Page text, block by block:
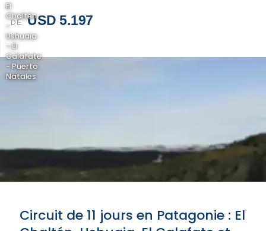
DE USD 5.197
El
Chaltén
-
Ushuaia
- El
Calafate
- Puerto
Natales
Circuit de 11 jours en Patagonie : El